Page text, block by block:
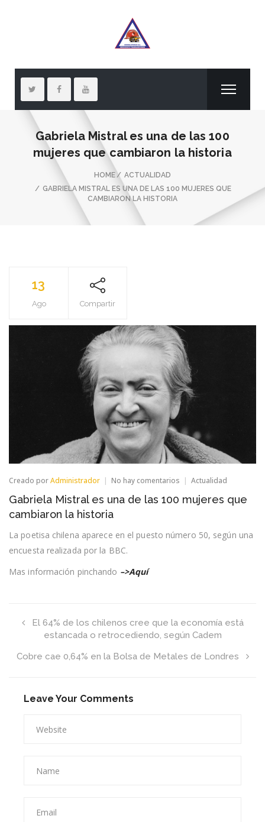
Gabriela Mistral es una de las 100
mujeres que cambiaron la historia
HOME
ACTUALIDAD
GABRIELA MISTRAL ES UNA DE LAS 100 MUJERES QUE
CAMBIARON LA HISTORIA
13
Ago Compartir
Creado porAdministrador No hay comentarios en
Mistral
las
Actualidad
Gabriela Mistral es una de las 100 mujeres que
cambiaron la historia
La poetisa chilena aparece en el puesto número 50, según una
encuesta realizada por la BBC.
Mas información pinchando –>Aquí
El 64% de los chilenos cree que la economía está
estancada o retrocediendo, según Cadem
Cobre cae 0,64% en la Bolsa de Metales de Londres
Leave Your Comments